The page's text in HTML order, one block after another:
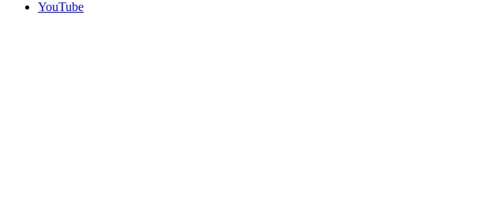
YouTube